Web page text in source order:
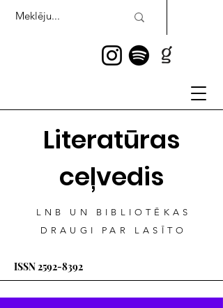
Literatūras
ceļvedis
LNB UN BIBLIOTĒKAS
DRAUGI PAR LASĪTO
ISSN2592-8392